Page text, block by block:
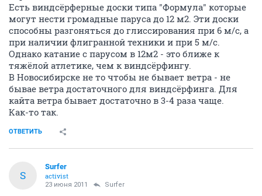
Есть виндсёрферные доски типа "Формула" которые
могут нести громадные паруса до 12 м2. Эти доски
способны разгоняться до глиссирования при 6 м/с, а
при наличии флигранной техники и при 5 м/с.
Однако катание с парусом в 12м2 - это ближе к
тяжёлой атлетике, чем к виндсёрфингу.
В Новосибирске не то чтобы не бывает ветра - не
бывае ветра достаточного для виндсёрфинга. Для
кайта ветра бывает достаточно в 3-4 раза чаще.
Как-то так.
ОТВЕТИТЬ
S
Surfer
activist
23 июня 2011 Surfer